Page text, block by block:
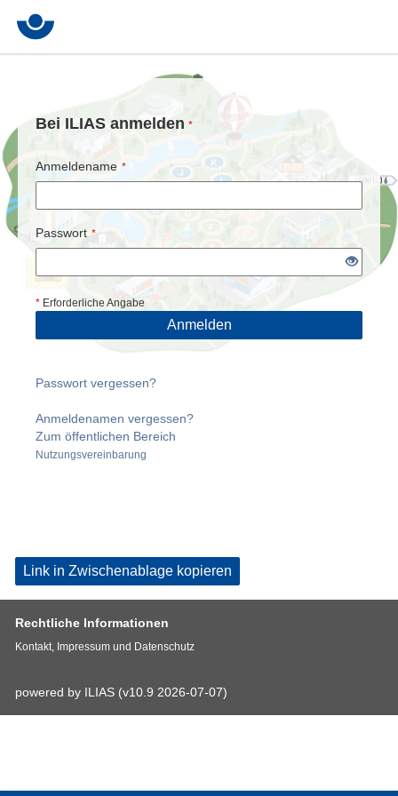
Bei ILIAS anmelden *
Anmeldename *
Passwort *
* Erforderliche Angabe
Anmelden
Passwort vergessen?
Anmeldenamen vergessen?
Zum öffentlichen Bereich
Nutzungsvereinbarung
Link in Zwischenablage kopieren
Rechtliche Informationen
Kontakt, Impressum und Datenschutz
powered by ILIAS (v10.9 2026-07-07)